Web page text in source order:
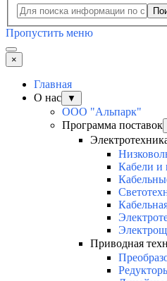
Пропустить меню
×
Главная
О нас
▼
ООО "Альпарк"
Программа поставок
Кабели и
Приводная